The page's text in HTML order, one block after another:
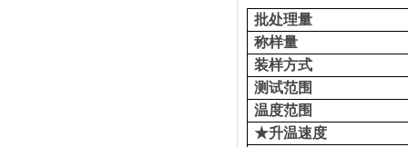
批处理量
称样量
装样方式
测试范围
温度范围
★升温速度